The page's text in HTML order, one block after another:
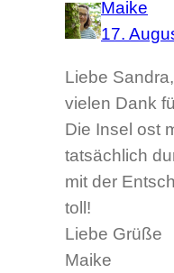
Maike
17.
Liebe Sandra,
vielen Dank
Die Insel ost
tatsächlich
mit der
toll!
Liebe Grüße
Maike